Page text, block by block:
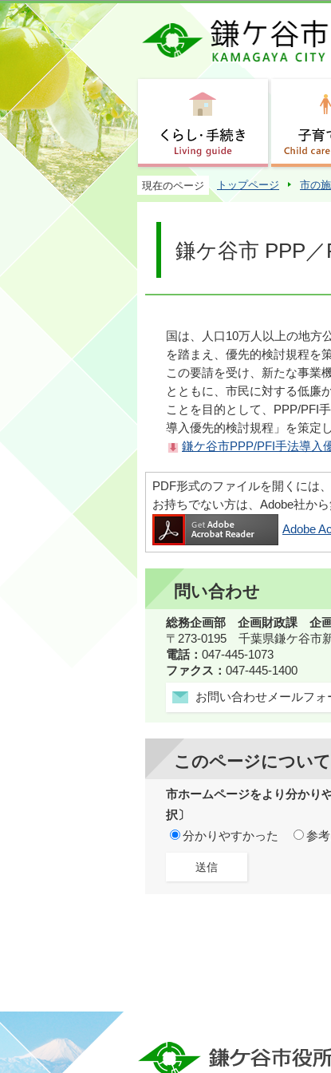
現在のページ トップページ 市の
鎌ケ谷市 PPP
国は、人口10万人以上の地方
を踏まえ、優先的検討規程を
この要請を受け、新たな事業
とともに、市民に対する低廉
ことを目的として、PPP/PFI
導入優先的検討規程」を策定
鎌ケ谷市PPP/PFI手法導入
PDF形式のファイルを開くには
お持ちでない方は、Adobe社か
Adobe
問い合わせ
総務企画部 企画財政課 企
〒273-0195 千葉県鎌ケ谷市
電話： 047-445-1073
ファクス： 047-445-1400
お問い合わせメールフォ
このページについて
市ホームページをより分かり
択〕
分かりやすかった
参